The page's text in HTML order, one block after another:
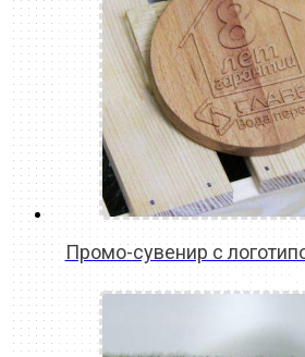
Промо-сувенир с
READ MORE